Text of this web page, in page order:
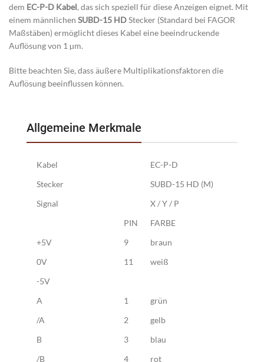
dem EC-P-D Kabel, das sich speziell für diese Anzeigen eignet. Mit
einem männlichen SUBD-15 HDStecker (Standard bei FAGOR
Maßstäben) ermöglicht dieses Kabel eine beeindruckende
Auflösung von 1 µm.
Bitte beachten Sie, dass äußere Multiplikationsfaktoren die
Auflösung beeinflussen können.
Allgemeine Merkmale
Kabel
EC-P-D
Stecker
SUBD-15 HD (M)
Signal
X / Y / P
PIN
FARBE
+5V
9
braun
0V
11
weiß
-5V
A
1
grün
/A
2
gelb
B
3
blau
/B
4 rot